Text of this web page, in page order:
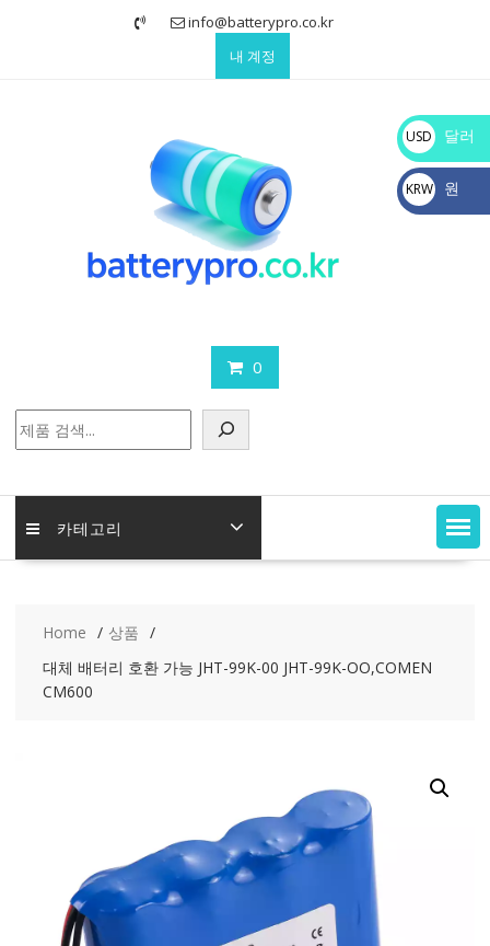
info@batterypro.co.kr
내 계정
0
색
카테고리
Home
상품
대체 배터리 호환 가능 JHT-99K-00 JHT-99K-OO,COMEN
CM600
USD
$
달러
KRW
₩
원